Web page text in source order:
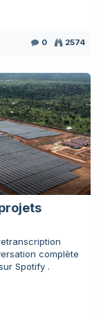
0 2574
complète
Spotify .